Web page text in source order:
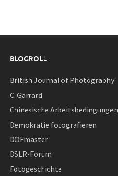
BLOGROLL
British Journal of Photography
C. Garrard
Chinesische Arbeitsbedingungen
Demokratie fotografieren
DOFmaster
DSLR-Forum
Fotogeschichte